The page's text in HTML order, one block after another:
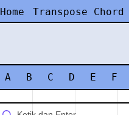
Home Transpose Chord
A B C D E F